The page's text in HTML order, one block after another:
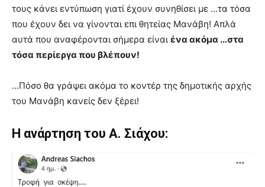
τους κάνει εντύπωση γιατί έχουν συνηθίσει με …τα τόσα
που έχουν δει να γίνονται επι θητείας Μανάβη! Απλά
αυτά που αναφέρονται σήμερα είναι ένα ακόμα …στα
τόσα περίεργα που βλέπουν!
…Πόσο θα γράψει ακόμα το κοντέρ της δημοτικής αρχής
του Μανάβη κανείς δεν ξέρει!
Η ανάρτηση του Α. Σιάχου: